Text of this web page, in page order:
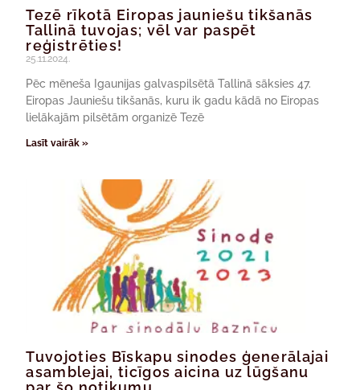
Tezē rīkotā Eiropas jauniešu tikšanās
Tallinā tuvojas; vēl var paspēt
reģistrēties!
25.11.2024.
Pēc mēneša Igaunijas galvaspilsētā Tallinā sāksies 47.
Eiropas Jauniešu tikšanās, kuru ik gadu kādā no Eiropas
lielākajām pilsētām organizē Tezē
Lasīt vairāk »
Tuvojoties Bīskapu sinodes ģenerālajai
asamblejai, ticīgos aicina uz lūgšanu